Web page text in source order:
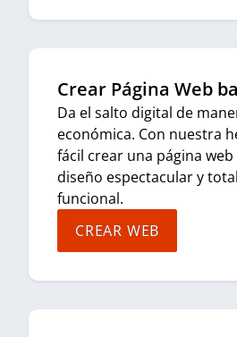
Crear Página Web
Da el salto digital de
económica. Con nuestra
fácil crear una página
diseño espectacular y
funcional.
CREAR WEB